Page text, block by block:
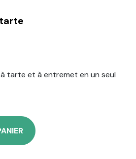
tarte et à entremet en un seul